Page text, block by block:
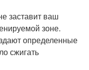
заставит ваш
зоне.
определенные
сжигать